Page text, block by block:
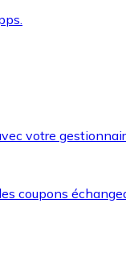
votre
coupons